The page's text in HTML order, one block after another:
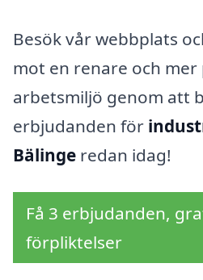
Besök vår webbplats
mot en renare och
arbetsmiljö genom att
erbjudanden för
Bälinge redan idag!
Få 3 erbjudanden,
förpliktelser